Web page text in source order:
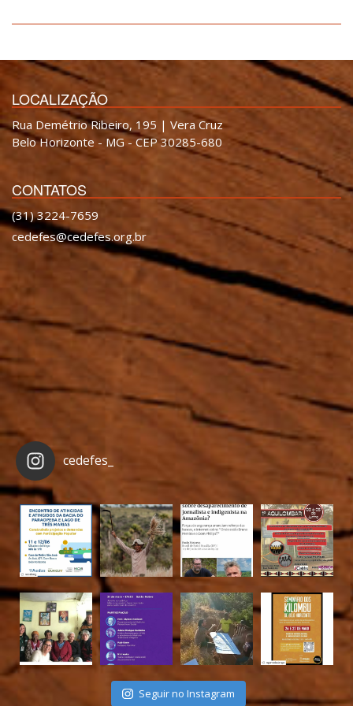
LOCALIZAÇÃO
Rua Demétrio Ribeiro, 195 | Vera Cruz
Belo Horizonte - MG - CEP 30285-680
CONTATOS
(31) 3224-7659
cedefes@cedefes.org.br
cedefes_
Seguir no Instagram